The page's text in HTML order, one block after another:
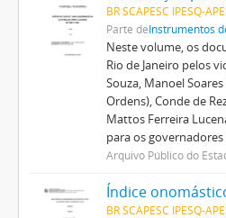
BR SCAPESC IPESQ-
Parte deInstrumentos
Neste volume, os
Rio de Janeiro pelos
Souza, Manoel
Ordens), Conde de
Mattos Ferreira
para os governadores
Arquivo Público do
BR SCAPESC IPESQ-